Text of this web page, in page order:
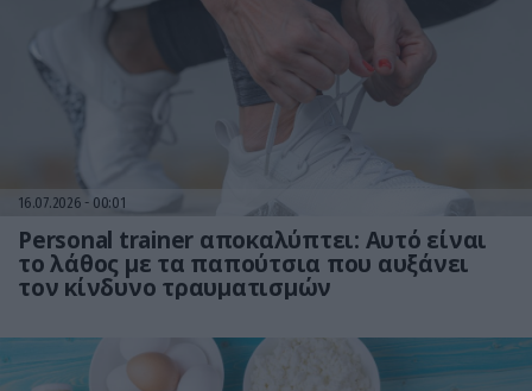
16.07.2026 00:01
Personal trainer αποκαλύπτει: Αυτό είναι
το λάθος με τα παπούτσια που αυξάνει
τον κίνδυνο τραυματισμών